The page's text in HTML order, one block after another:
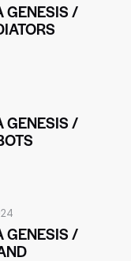
GENESIS /
GENESIS /
GENESIS /